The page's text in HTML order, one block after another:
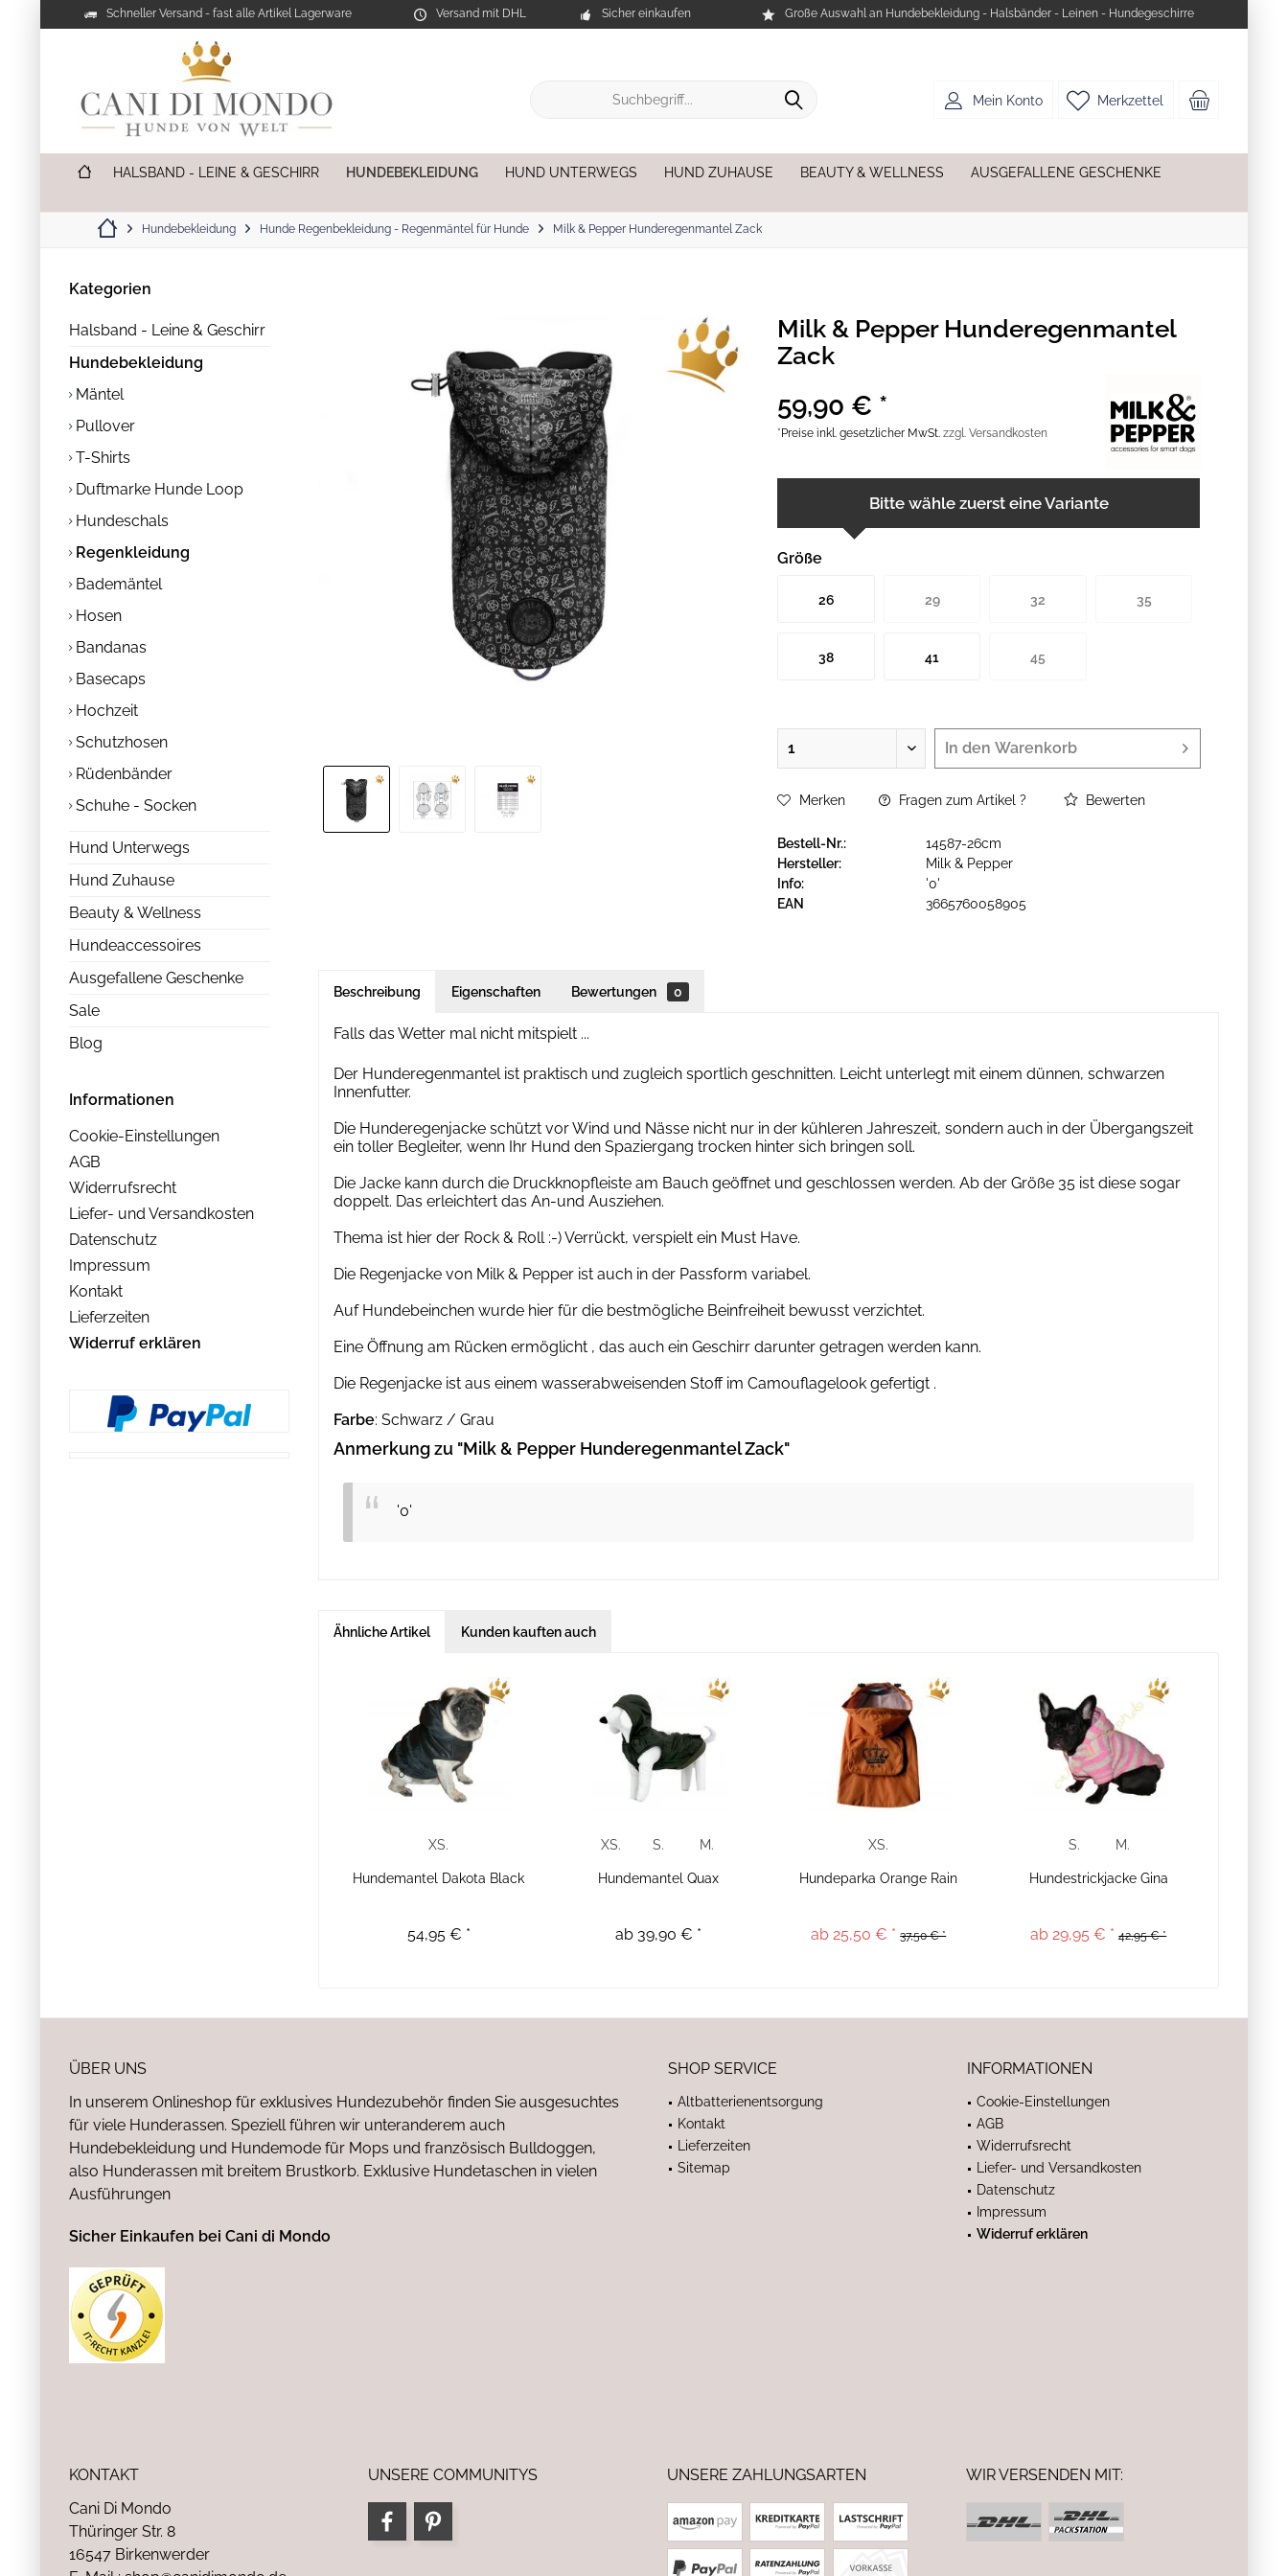
Schneller Versand - fast alle Artikel Lagerware Versand mit DHL Sicher einkaufen Große Auswahl an Hundebekleidung - Halsbänder - Leinen - Hundegeschirre
Merkzettel
Mein Konto
HALSBAND - LEINE & GESCHIRR HUNDEBEKLEIDUNG HUND UNTERWEGS HUND ZUHAUSE BEAUTY & WELLNESS AUSGEFALLENE GESCHENKE
Hundebekleidung Hunde Regenbekleidung - Regenmäntel für Hunde Milk & Pepper Hunderegenmantel Zack
Kategorien
Halsband - Leine & Geschirr
Hundebekleidung
Mäntel
Pullover
T-Shirts
Duftmarke Hunde Loop
Hundeschals
Regenkleidung
Bademäntel
Hosen
Bandanas
Basecaps
Hochzeit
Schutzhosen
Rüdenbänder
Schuhe - Socken
Hund Unterwegs
Hund Zuhause
Beauty & Wellness
Hundeaccessoires
Ausgefallene Geschenke
Sale
Blog
Informationen
Cookie-Einstellungen
AGB
Widerrufsrecht
Liefer- und Versandkosten
Datenschutz
Impressum
Kontakt
Lieferzeiten
Widerruf erklären
Milk & Pepper Hunderegenmantel
Zack
59,90 € *
*Preise inkl. gesetzlicher MwSt.zzgl. Versandkosten
Bitte wähle zuerst eine Variante
Größe
26 29 32 35
38 41 45
In den Warenkorb
Merken Fragen zum Artikel ? Bewerten
Bestell-Nr.:
14587-26cm
Hersteller:
Milk & Pepper
Info:
'0'
EAN
3665760058905
Beschreibung Eigenschaften Bewertungen 0
Falls das Wetter mal nicht mitspielt ...
Der Hunderegenmantel ist praktisch und zugleich sportlich geschnitten. Leicht unterlegt mit einem dünnen, schwarzen
Innenfutter.
Die Hunderegenjacke schützt vor Wind und Nässe nicht nur in der kühleren Jahreszeit, sondern auch in der Übergangszeit
ein toller Begleiter, wenn Ihr Hund den Spaziergang trocken hinter sich bringen soll.
Die Jacke kann durch die Druckknopfleiste am Bauch geöffnet und geschlossen werden. Ab der Größe 35 ist diese sogar
doppelt. Das erleichtert das An-und Ausziehen.
Thema ist hier der Rock & Roll :-) Verrückt, verspielt ein Must Have.
Die Regenjacke von Milk & Pepper ist auch in der Passform variabel.
Auf Hundebeinchen wurde hier für die bestmögliche Beinfreiheit bewusst verzichtet.
Eine Öffnung am Rücken ermöglicht , das auch ein Geschirr darunter getragen werden kann.
Die Regenjacke ist aus einem wasserabweisenden Stoff im Camouflagelook gefertigt .
Farbe: Schwarz / Grau
Anmerkung zu "Milk & Pepper Hunderegenmantel Zack"
'0'
Ähnliche Artikel Kunden kauften auch
XS.
Hundemantel Dakota Black
54,95 € *
XS. S. M.
Hundemantel Quax
ab 39,90 € *
XS.
Hundeparka Orange Rain
ab 25,50 € * 37,50 € *
S. M.
Hundestrickjacke Gina
ab 29,95 € * 42,95 € *
ÜBER UNS
In unserem Onlineshop für exklusives Hundezubehör finden Sie ausgesuchtes
für viele Hunderassen. Speziell führen wir unteranderem auch
Hundebekleidung und Hundemode für Mops und französisch Bulldoggen,
also Hunderassen mit breitem Brustkorb. Exklusive Hundetaschen in vielen
Ausführungen
Sicher Einkaufen bei Cani di Mondo
SHOP SERVICE
Altbatterienentsorgung
Kontakt
Lieferzeiten
Sitemap
INFORMATIONEN
Cookie-Einstellungen
AGB
Widerrufsrecht
Liefer- und Versandkosten
Datenschutz
Impressum
Widerruf erklären
KONTAKT
Cani Di Mondo
Thüringer Str. 8
16547 Birkenwerder
UNSERE COMMUNITYS UNSERE ZAHLUNGSARTEN WIR VERSENDEN MIT: